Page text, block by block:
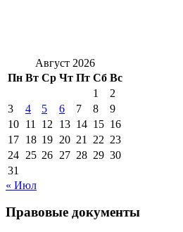
Август 2026
Пн Вт Ср Чт Пт Сб Вс
1
2
3
4 5 6 7 8
9
10 11 12 13 14 15 16
17 18 19 20 21 22 23
24 25 26 27 28 29 30
31
« Июл
Правовые документы